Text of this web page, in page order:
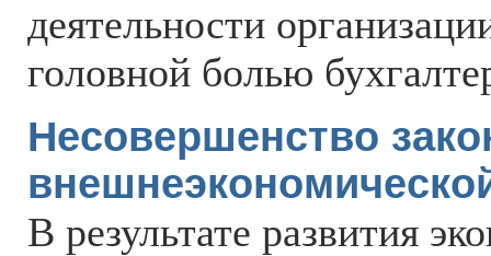
деятельности
головной болью
Несовершенство
В результате развития